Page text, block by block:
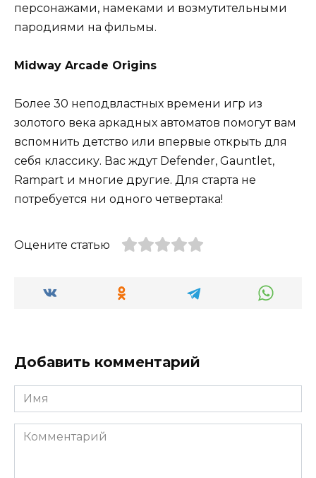
персонажами, намеками и возмутительными
пародиями на фильмы.
Midway Arcade Origins
Более 30 неподвластных времени игр из
золотого века аркадных автоматов помогут вам
вспомнить детство или впервые открыть для
себя классику. Вас ждут Defender, Gauntlet,
Rampart и многие другие. Для старта не
потребуется ни одного четвертака!
Оцените статью
Добавить комментарий
Имя
Комментарий